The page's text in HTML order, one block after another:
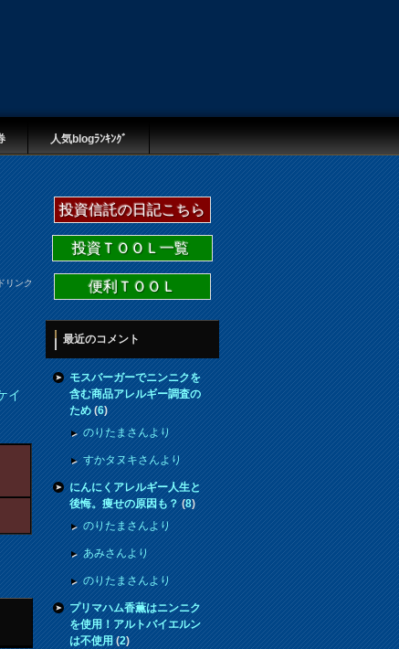
人気blogﾗﾝｷﾝｸﾞ
リンク
イ
投資信託の日記こちら
投資ＴＯＯＬ一覧
便利ＴＯＯＬ
最近のコメント
モスバーガーでニンニクを
含む商品アレルギー調査の
ため(6)
のりたまさんより
すかタヌキさんより
にんにくアレルギー人生と
後悔。痩せの原因も？(8)
のりたまさんより
あみさんより
のりたまさんより
プリマハム香薫はニンニク
を使用！アルトバイエルン
は不使用(2)